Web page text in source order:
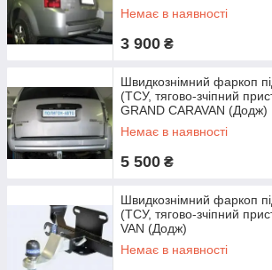
Немає в наявності
3 900 ₴
Швидкознімний фаркоп
(ТСУ, тягово-зчіпний
GRAND CARAVAN (Додж)
Немає в наявності
5 500 ₴
Швидкознімний фаркоп
(ТСУ, тягово-зчіпний
VAN (Додж)
Немає в наявності